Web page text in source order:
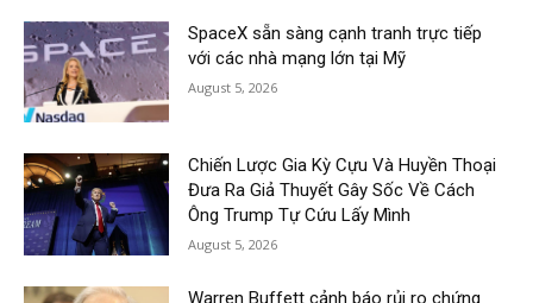
SpaceX sẵn sàng cạnh tranh trực tiếp
với các nhà mạng lớn tại Mỹ
August 5, 2026
Chiến Lược Gia Kỳ Cựu Và Huyền Thoại
Đưa Ra Giả Thuyết Gây Sốc Về Cách
Ông Trump Tự Cứu Lấy Mình
August 5, 2026
Warren Buffett cảnh báo rủi ro chứng